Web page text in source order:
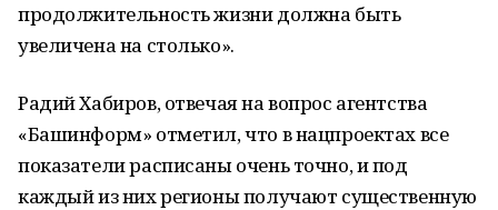
продолжительность жизни должна быть
увеличена на столько».
Радий Хабиров, отвечая на вопрос агентства
«Башинформ» отметил, что в нацпроектах все
показатели расписаны очень точно, и под
каждый из них регионы получают существенную